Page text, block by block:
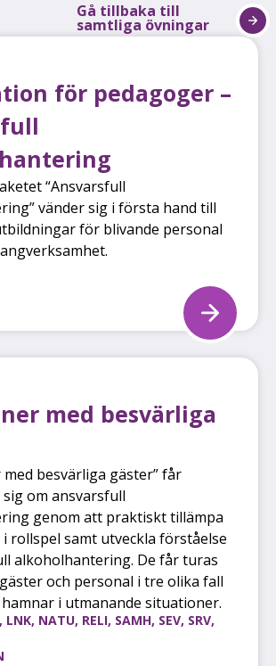
Gå tillbaka till
samtliga övningar
för pedagoger –
“Ansvarsfull
vänder sig i första hand till
för blivande personal
med besvärliga
med besvärliga gäster” får
om ansvarsfull
genom att praktiskt tillämpa
rollspel samt utveckla förståelse
alkoholhantering. De får turas
och personal i tre olika fall
i utmanande situationer.
, LNK, NATU, RELI, SAMH, SEV, SRV,